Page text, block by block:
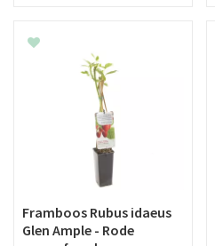
Framboos Rubus idaeus
Glen Ample - Rode